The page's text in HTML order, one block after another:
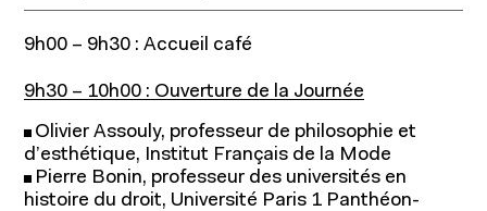
9h00 – 9h30 : Accueil café
9h30 – 10h00 : Ouverture de la Journée
Olivier Assouly, professeur de philosophie et
d’esthétique, Institut Français de la Mode
Pierre Bonin, professeur des universités en
histoire du droit, Université Paris 1 Panthéon-